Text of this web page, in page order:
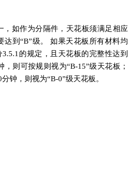
，如作为分隔件，天花板须满足相应
达到“B”级。 如果天花板所有材料均
的规定，且天花板的完整性达到
则可按规则视为“B-15”级天花板；
钟，则视为“B-0”级天花板。